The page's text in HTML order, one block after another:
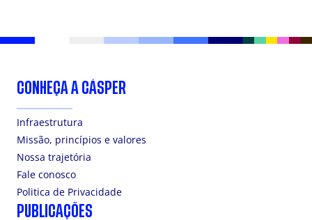
CONHEÇA A CÁSPER
Infraestrutura
Missão, princípios e valores
Nossa trajetória
Fale conosco
Politica de Privacidade
PUBLICAÇÕES